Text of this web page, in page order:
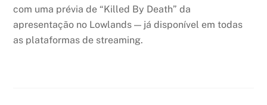
com uma prévia de “Killed By Death” da
apresentação no Lowlands — já disponível em todas
as plataformas de streaming.